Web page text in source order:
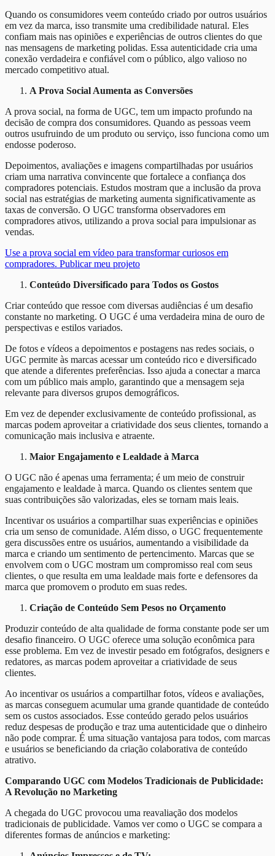
Quando os consumidores veem conteúdo criado por outros usuários
em vez da marca, isso transmite uma credibilidade natural. Eles
confiam mais nas opiniões e experiências de outros clientes do que
nas mensagens de marketing polidas. Essa autenticidade cria uma
conexão verdadeira e confiável com o público, algo valioso no
mercado competitivo atual.
A Prova Social Aumenta as Conversões
A prova social, na forma de UGC, tem um impacto profundo na
decisão de compra dos consumidores. Quando as pessoas veem
outros usufruindo de um produto ou serviço, isso funciona como um
endosse poderoso.
Depoimentos, avaliações e imagens compartilhadas por usuários
criam uma narrativa convincente que fortalece a confiança dos
compradores potenciais. Estudos mostram que a inclusão da prova
social nas estratégias de marketing aumenta significativamente as
taxas de conversão. O UGC transforma observadores em
compradores ativos, utilizando a prova social para impulsionar as
vendas.
Use a prova social em vídeo para transformar curiosos em
compradores. Publicar meu projeto
Conteúdo Diversificado para Todos os Gostos
Criar conteúdo que ressoe com diversas audiências é um desafio
constante no marketing. O UGC é uma verdadeira mina de ouro de
perspectivas e estilos variados.
De fotos e vídeos a depoimentos e postagens nas redes sociais, o
UGC permite às marcas acessar um conteúdo rico e diversificado
que atende a diferentes preferências. Isso ajuda a conectar a marca
com um público mais amplo, garantindo que a mensagem seja
relevante para diversos grupos demográficos.
Em vez de depender exclusivamente de conteúdo profissional, as
marcas podem aproveitar a criatividade dos seus clientes, tornando a
comunicação mais inclusiva e atraente.
Maior Engajamento e Lealdade à Marca
O UGC não é apenas uma ferramenta; é um meio de construir
engajamento e lealdade à marca. Quando os clientes sentem que
suas contribuições são valorizadas, eles se tornam mais leais.
Incentivar os usuários a compartilhar suas experiências e opiniões
cria um senso de comunidade. Além disso, o UGC frequentemente
gera discussões entre os usuários, aumentando a visibilidade da
marca e criando um sentimento de pertencimento. Marcas que se
envolvem com o UGC mostram um compromisso real com seus
clientes, o que resulta em uma lealdade mais forte e defensores da
marca que promovem o produto em suas redes.
Criação de Conteúdo Sem Pesos no Orçamento
Produzir conteúdo de alta qualidade de forma constante pode ser um
desafio financeiro. O UGC oferece uma solução econômica para
esse problema. Em vez de investir pesado em fotógrafos, designers e
redatores, as marcas podem aproveitar a criatividade de seus
clientes.
Ao incentivar os usuários a compartilhar fotos, vídeos e avaliações,
as marcas conseguem acumular uma grande quantidade de conteúdo
sem os custos associados. Esse conteúdo gerado pelos usuários
reduz despesas de produção e traz uma autenticidade que o dinheiro
não pode comprar. É uma situação vantajosa para todos, com marcas
e usuários se beneficiando da criação colaborativa de conteúdo
atrativo.
Comparando UGC com Modelos Tradicionais de Publicidade:
A Revolução no Marketing
A chegada do UGC provocou uma reavaliação dos modelos
tradicionais de publicidade. Vamos ver como o UGC se compara a
diferentes formas de anúncios e marketing: